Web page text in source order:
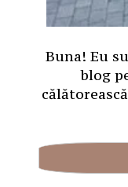
Buna! Eu
blog